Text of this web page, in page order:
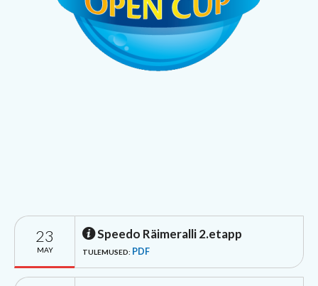
23
MAY
Speedo Räimeralli 2.etapp
TULEMUSED: PDF